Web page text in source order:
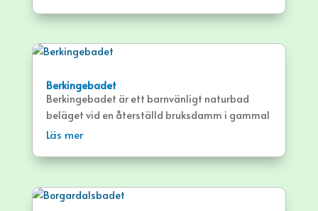
Berkingebadet
Berkingebadet är ett barnvänligt naturbad
beläget vid en återställd bruksdamm i gammal
bruksmiljö cirka 8 km norr om Forsmark.
Läs mer